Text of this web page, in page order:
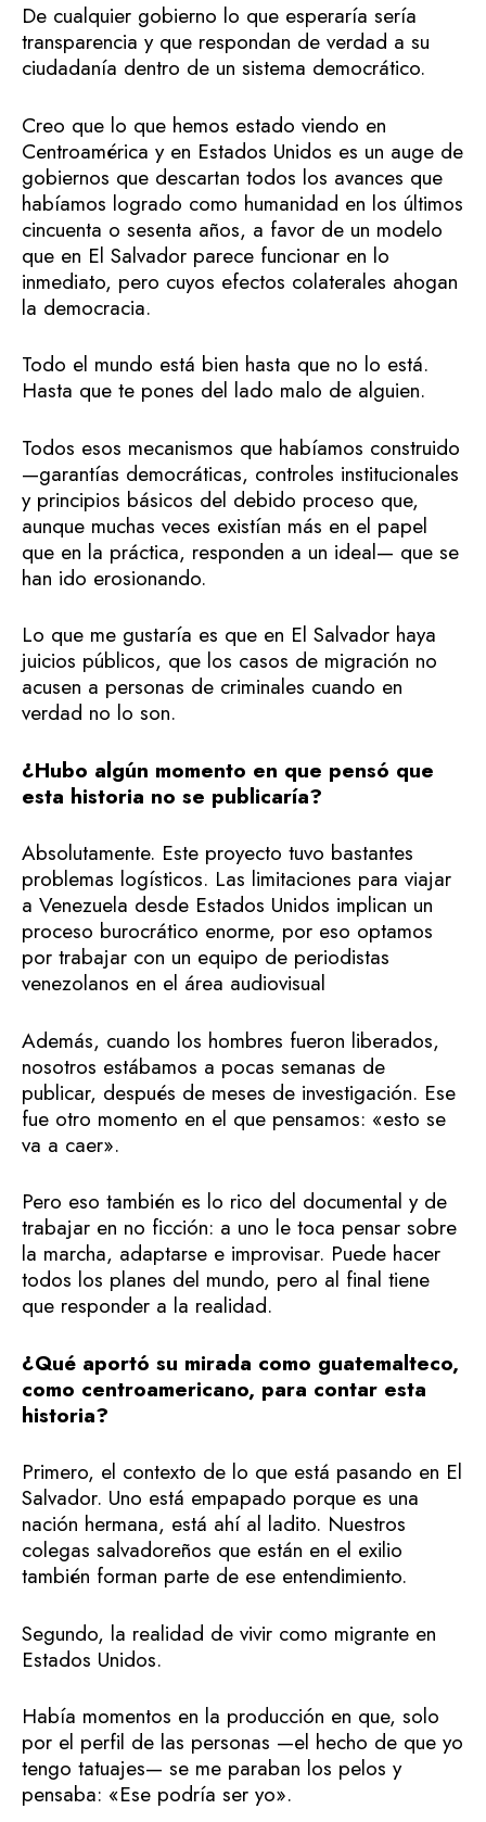
De cualquier gobierno lo que esperaría sería
transparencia y que respondan de verdad a su
ciudadanía dentro de un sistema democrático.
Creo que lo que hemos estado viendo en
Centroamérica y en Estados Unidos es un auge de
gobiernos que descartan todos los avances que
habíamos logrado como humanidad en los últimos
cincuenta o sesenta años, a favor de un modelo
que en El Salvador parece funcionar en lo
inmediato, pero cuyos efectos colaterales ahogan
la democracia.
Todo el mundo está bien hasta que no lo está.
Hasta que te pones del lado malo de alguien.
Todos esos mecanismos que habíamos construido
—garantías democráticas, controles institucionales
y principios básicos del debido proceso que,
aunque muchas veces existían más en el papel
que en la práctica, responden a un ideal— que se
han ido erosionando.
Lo que me gustaría es que en El Salvador haya
juicios públicos, que los casos de migración no
acusen a personas de criminales cuando en
verdad no lo son.
¿Hubo algún momento en que pensó que
esta historia no se publicaría?
Absolutamente. Este proyecto tuvo bastantes
problemas logísticos. Las limitaciones para viajar
a Venezuela desde Estados Unidos implican un
proceso burocrático enorme, por eso optamos
por trabajar con un equipo de periodistas
venezolanos en el área audiovisual
Además, cuando los hombres fueron liberados,
nosotros estábamos a pocas semanas de
publicar, después de meses de investigación. Ese
fue otro momento en el que pensamos: «esto se
va a caer».
Pero eso también es lo rico del documental y de
trabajar en no ficción: a uno le toca pensar sobre
la marcha, adaptarse e improvisar. Puede hacer
todos los planes del mundo, pero al final tiene
que responder a la realidad.
¿Qué aportó su mirada como guatemalteco,
como centroamericano, para contar esta
historia?
Primero, el contexto de lo que está pasando en El
Salvador. Uno está empapado porque es una
nación hermana, está ahí al ladito. Nuestros
colegas salvadoreños que están en el exilio
también forman parte de ese entendimiento.
Segundo, la realidad de vivir como migrante en
Estados Unidos.
Había momentos en la producción en que, solo
por el perfil de las personas —el hecho de que yo
tengo tatuajes— se me paraban los pelos y
pensaba: «Ese podría ser yo».